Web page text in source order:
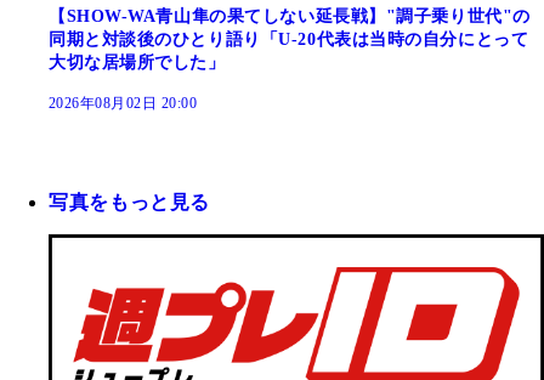
【SHOW-WA青山隼の果てしない延長戦】"調子乗り世代"の
同期と対談後のひとり語り「U-20代表は当時の自分にとって
大切な居場所でした」
2026年08月02日 20:00
写真をもっと見る